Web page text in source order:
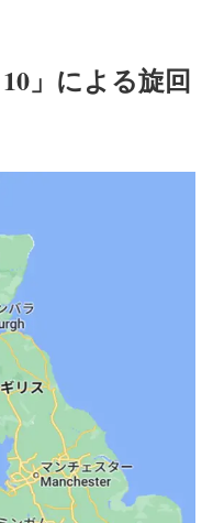
」による旋回